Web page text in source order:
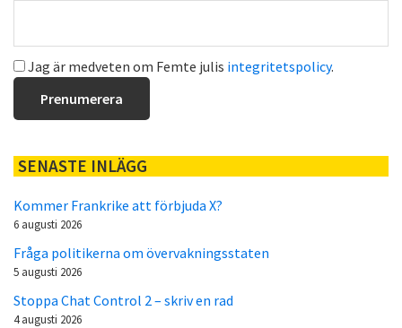
Jag är medveten om Femte julis integritetspolicy.
SENASTE INLÄGG
Kommer Frankrike att förbjuda X?
6 augusti 2026
Fråga politikerna om övervakningsstaten
5 augusti 2026
Stoppa Chat Control 2 – skriv en rad
4 augusti 2026